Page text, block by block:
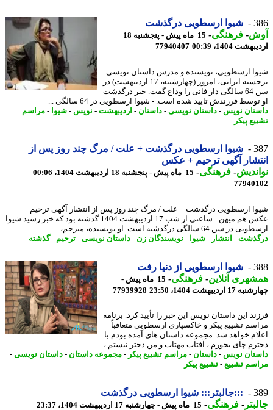
شیوا ارسطویی درگذشت
-فرهنگی-
15 ماه پیش - پنجشنبه 18
1404، 00:39
77940407
ارسطویی، نویسنده و مدرس داستان نویسی
برجسته ایرانی، امروز (چهارشنبه، 17 اردیبهشت) در
سن 64 سالگی دار فانی را وداع گفت. خبر درگذشت
فرزندش تایید شده است. - شیوا ارسطویی در 64 سالگی ...
نویس-داستان نویسی-داستان-اردیبهشت-نویس-شیوا-مراسم
پیکر
شیوا ارسطویی درگذشت + علت / مرگ چند روز پس از
آگهی ترحیم + عکس
-فرهنگی-15 ماه پیش - پنجشنبه 18 اردیبهشت 1404، 00:06
ارسطویی درگذشت + علت / مرگ چند روز پس از انتشار آگهی ترحیم +
عکس هم میهن: ساعتی از شب 17 اردیبهشت 1404 گذشته بود که خبر رسید شیوا
64 سالگی درگذشته است. او نویسنده، مترجم، ...
-انتشار-شیوا-نویسندگان زن- داستان نویسی-ترحیم -گذشته
شیوا ارسطویی از دنیا رفت
آنلاین-فرهنگی-
15 ماه پیش -
اردیبهشت 1404، 23:50
77939928
این داستان نویس این خبر را تأیید کرد. برنامه
تشییع پیکر و خاکسپاری ارسطویی متعاقباً
خواهد شد. مجموعه داستان های آمده بودم با
چای بخورم ، آفتاب مهتاب و من دختر نیستم ،
نویس-داستان-مراسم تشییع پیکر -مجموعه داستان-داستان نویسی-
تشییع-تشییع پیکر
:::جالبتر::: شیوا ارسطویی درگذشت
-فرهنگی-15 ماه پیش - چهارشنبه 17 اردیبهشت 1404، 23:37